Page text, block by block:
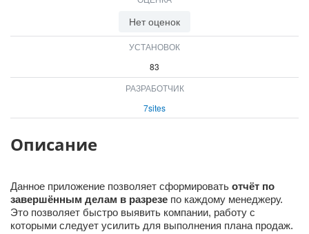
Нет оценок
УСТАНОВОК
83
РАЗРАБОТЧИК
7sites
Описание
Данное приложение позволяет сформировать отчёт по
завершённым делам в разрезе по каждому менеджеру.
Это позволяет быстро выявить компании, работу с
которыми следует усилить для выполнения плана продаж.